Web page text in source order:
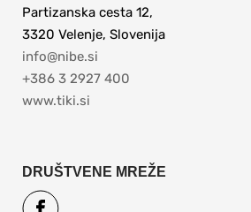
Partizanska cesta 12,
3320 Velenje, Slovenija
info@nibe.si
+386 3 2927 400
www.tiki.si
DRUŠTVENE MREŽE